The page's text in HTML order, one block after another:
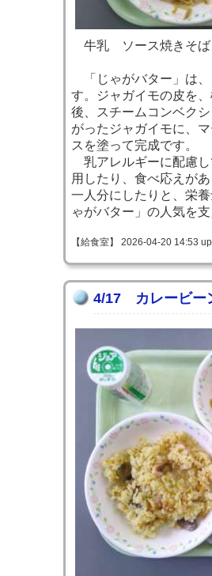
牛乳 ソース焼きそ
「じゃがバター」は
す。ジャガイモの皮を
後、スチームコンベク
がったジャガイモに、
スを塗って完成です。
乳アレルギーに配慮し
用したり、食べ応えが
一人分にしたりと、栄
ゃがバター」の人気を
【給食室】 2026-04-20 14:53
4/17 カレービー